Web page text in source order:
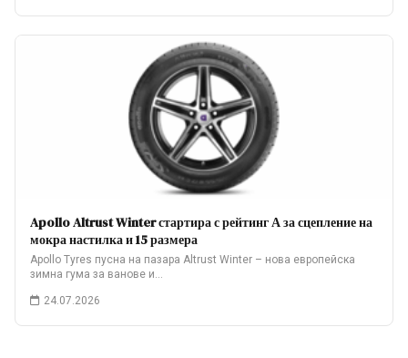
Apollo Altrust Winter стартира с рейтинг А за сцепление на
мокра настилка и 15 размера
Apollo Tyres пусна на пазара Altrust Winter – нова европейска
зимна гума за ванове и…
24.07.2026